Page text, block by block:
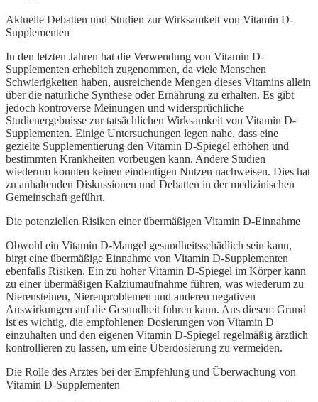
Aktuelle Debatten und Studien zur Wirksamkeit von Vitamin D-
Supplementen
In den letzten Jahren hat die Verwendung von Vitamin D-
Supplementen erheblich zugenommen, da viele Menschen
Schwierigkeiten haben, ausreichende Mengen dieses Vitamins allein
über die natürliche Synthese oder Ernährung zu erhalten. Es gibt
jedoch kontroverse Meinungen und widersprüchliche
Studienergebnisse zur tatsächlichen Wirksamkeit von Vitamin D-
Supplementen. Einige Untersuchungen legen nahe, dass eine
gezielte Supplementierung den Vitamin D-Spiegel erhöhen und
bestimmten Krankheiten vorbeugen kann. Andere Studien
wiederum konnten keinen eindeutigen Nutzen nachweisen. Dies hat
zu anhaltenden Diskussionen und Debatten in der medizinischen
Gemeinschaft geführt.
Die potenziellen Risiken einer übermäßigen Vitamin D-Einnahme
Obwohl ein Vitamin D-Mangel gesundheitsschädlich sein kann,
birgt eine übermäßige Einnahme von Vitamin D-Supplementen
ebenfalls Risiken. Ein zu hoher Vitamin D-Spiegel im Körper kann
zu einer übermäßigen Kalziumaufnahme führen, was wiederum zu
Nierensteinen, Nierenproblemen und anderen negativen
Auswirkungen auf die Gesundheit führen kann. Aus diesem Grund
ist es wichtig, die empfohlenen Dosierungen von Vitamin D
einzuhalten und den eigenen Vitamin D-Spiegel regelmäßig ärztlich
kontrollieren zu lassen, um eine Überdosierung zu vermeiden.
Die Rolle des Arztes bei der Empfehlung und Überwachung von
Vitamin D-Supplementen